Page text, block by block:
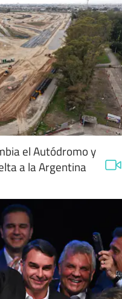
el Autódromo y
a la Argentina